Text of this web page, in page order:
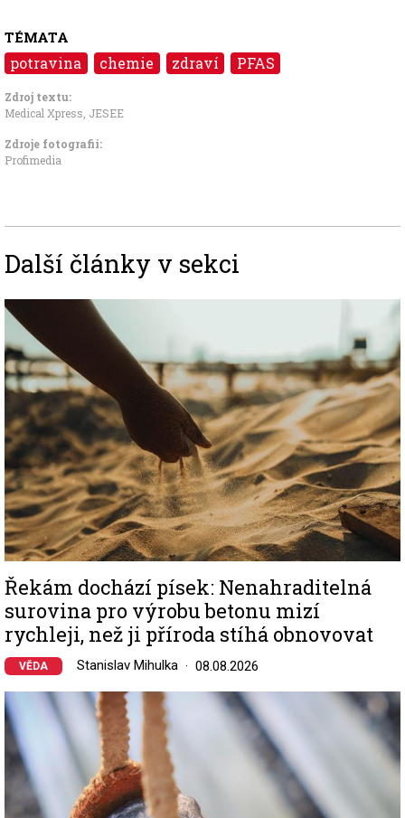
TÉMATA
potravina chemie zdraví PFAS
Zdroj textu:
Medical Xpress JESEE
Zdroje fotografii:
Profimedia
Další články v sekci
Image
Řekám dochází písek: Nenahraditelná
surovina pro výrobu betonu mizí
rychleji, než ji příroda stíhá obnovovat
VĚDA Stanislav Mihulka 08.08.2026
Image